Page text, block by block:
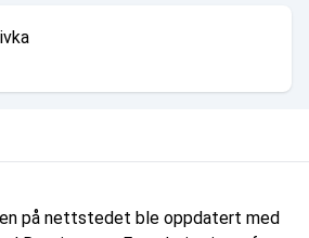
på nettstedet ble oppdatert med